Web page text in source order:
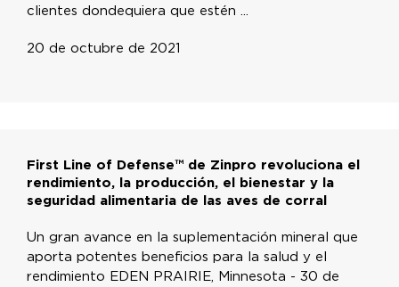
clientes dondequiera que estén ...
20 de octubre de 2021
First Line of Defense™ de Zinpro revoluciona el
rendimiento, la producción, el bienestar y la
seguridad alimentaria de las aves de corral
Un gran avance en la suplementación mineral que
aporta potentes beneficios para la salud y el
rendimiento EDEN PRAIRIE, Minnesota - 30 de